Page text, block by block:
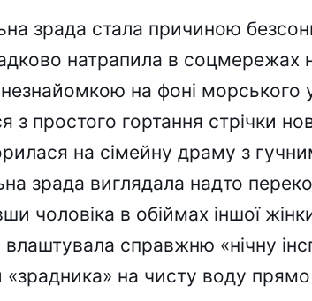
зрада стала причиною
натрапила в соцмережах
на фоні морського
з простого гортання стрічки
на сімейну драму з
зрада виглядала надто
чоловіка в обіймах іншої
влаштувала справжню «нічну
«зрадника» на чисту воду